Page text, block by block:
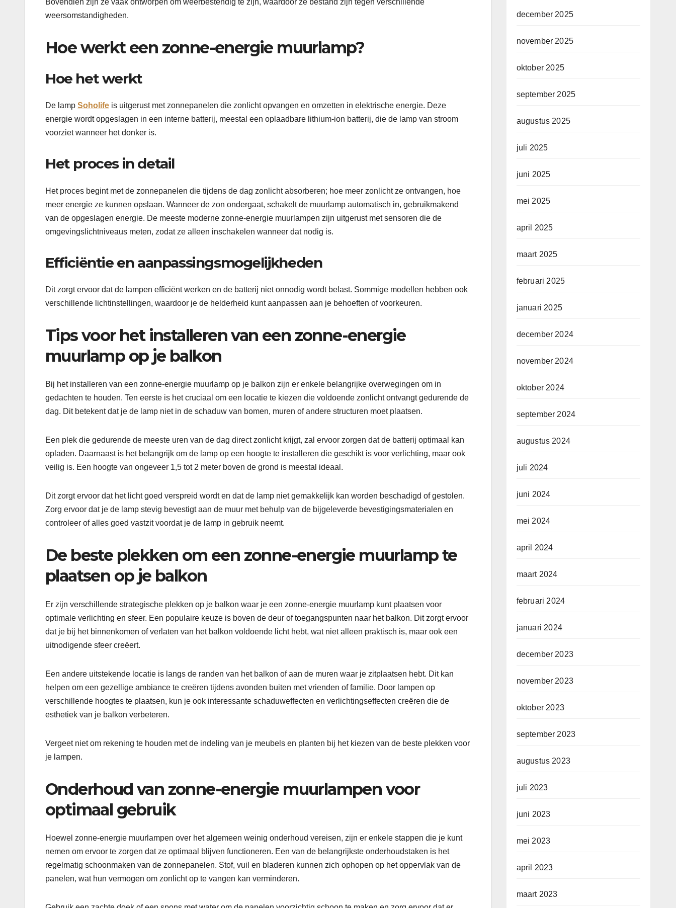
Bovendien zijn ze vaak ontworpen om weerbestendig te zijn, waardoor ze bestand zijn tegen verschillende
weersomstandigheden.
Hoe werkt een zonne-energie muurlamp?
Hoe het werkt
De lamp Soholife is uitgerust met zonnepanelen die zonlicht opvangen en omzetten in elektrische energie. Deze
energie wordt opgeslagen in een interne batterij, meestal een oplaadbare lithium-ion batterij, die de lamp van stroom
voorziet wanneer het donker is.
Het proces in detail
Het proces begint met de zonnepanelen die tijdens de dag zonlicht absorberen; hoe meer zonlicht ze ontvangen, hoe
meer energie ze kunnen opslaan. Wanneer de zon ondergaat, schakelt de muurlamp automatisch in, gebruikmakend
van de opgeslagen energie. De meeste moderne zonne-energie muurlampen zijn uitgerust met sensoren die de
omgevingslichtniveaus meten, zodat ze alleen inschakelen wanneer dat nodig is.
Efficiëntie en aanpassingsmogelijkheden
Dit zorgt ervoor dat de lampen efficiënt werken en de batterij niet onnodig wordt belast. Sommige modellen hebben ook
verschillende lichtinstellingen, waardoor je de helderheid kunt aanpassen aan je behoeften of voorkeuren.
Tips voor het installeren van een zonne-energie
muurlamp op je balkon
Bij het installeren van een zonne-energie muurlamp op je balkon zijn er enkele belangrijke overwegingen om in
gedachten te houden. Ten eerste is het cruciaal om een locatie te kiezen die voldoende zonlicht ontvangt gedurende de
dag. Dit betekent dat je de lamp niet in de schaduw van bomen, muren of andere structuren moet plaatsen.
Een plek die gedurende de meeste uren van de dag direct zonlicht krijgt, zal ervoor zorgen dat de batterij optimaal kan
opladen. Daarnaast is het belangrijk om de lamp op een hoogte te installeren die geschikt is voor verlichting, maar ook
veilig is. Een hoogte van ongeveer 1,5 tot 2 meter boven de grond is meestal ideaal.
Dit zorgt ervoor dat het licht goed verspreid wordt en dat de lamp niet gemakkelijk kan worden beschadigd of gestolen.
Zorg ervoor dat je de lamp stevig bevestigt aan de muur met behulp van de bijgeleverde bevestigingsmaterialen en
controleer of alles goed vastzit voordat je de lamp in gebruik neemt.
De beste plekken om een zonne-energie muurlamp te
plaatsen op je balkon
Er zijn verschillende strategische plekken op je balkon waar je een zonne-energie muurlamp kunt plaatsen voor
optimale verlichting en sfeer. Een populaire keuze is boven de deur of toegangspunten naar het balkon. Dit zorgt ervoor
dat je bij het binnenkomen of verlaten van het balkon voldoende licht hebt, wat niet alleen praktisch is, maar ook een
uitnodigende sfeer creëert.
Een andere uitstekende locatie is langs de randen van het balkon of aan de muren waar je zitplaatsen hebt. Dit kan
helpen om een gezellige ambiance te creëren tijdens avonden buiten met vrienden of familie. Door lampen op
verschillende hoogtes te plaatsen, kun je ook interessante schaduweffecten en verlichtingseffecten creëren die de
esthetiek van je balkon verbeteren.
Vergeet niet om rekening te houden met de indeling van je meubels en planten bij het kiezen van de beste plekken voor
je lampen.
Onderhoud van zonne-energie muurlampen voor
optimaal gebruik
Hoewel zonne-energie muurlampen over het algemeen weinig onderhoud vereisen, zijn er enkele stappen die je kunt
nemen om ervoor te zorgen dat ze optimaal blijven functioneren. Een van de belangrijkste onderhoudstaken is het
regelmatig schoonmaken van de zonnepanelen. Stof, vuil en bladeren kunnen zich ophopen op het oppervlak van de
panelen, wat hun vermogen om zonlicht op te vangen kan verminderen.
december 2025
november 2025
oktober 2025
september 2025
augustus 2025
juli 2025
juni 2025
mei 2025
april 2025
maart 2025
februari 2025
januari 2025
december 2024
november 2024
oktober 2024
september 2024
augustus 2024
juli 2024
juni 2024
mei 2024
april 2024
maart 2024
februari 2024
januari 2024
december 2023
november 2023
oktober 2023
september 2023
augustus 2023
juli 2023
juni 2023
mei 2023
april 2023
maart 2023